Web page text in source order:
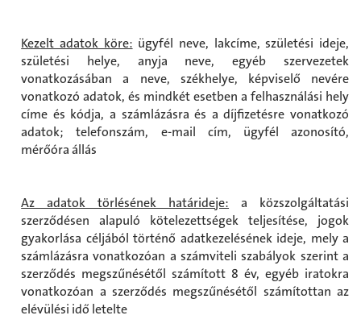
Kezelt adatok köre: ügyfél neve, lakcíme, születési ideje,
születési helye, anyja neve, egyéb szervezetek
vonatkozásában a neve, székhelye, képviselő nevére
vonatkozó adatok, és mindkét esetben a felhasználási hely
címe és kódja, a számlázásra és a díjfizetésre vonatkozó
adatok; telefonszám, e-mail cím, ügyfél azonosító,
mérőóra állás
Az adatok törlésének határideje: a közszolgáltatási
szerződésen alapuló kötelezettségek teljesítése, jogok
gyakorlása céljából történő adatkezelésének ideje, mely a
számlázásra vonatkozóan a számviteli szabályok szerint a
szerződés megszűnésétől számított 8 év, egyéb iratokra
vonatkozóan a szerződés megszűnésétől számítottan az
elévülési idő letelte